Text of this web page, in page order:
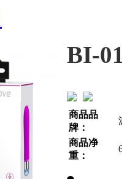
BI-
商品品
牌：
商品净
重：